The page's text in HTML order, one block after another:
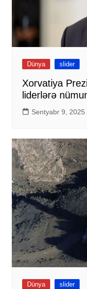
Dünya slider
Xorvatiya
liderlərə
Sentyabr 9, 2025
Dünya slider